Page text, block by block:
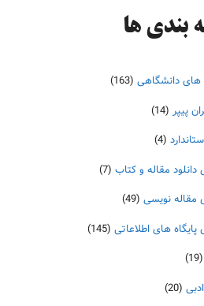
بندی ها
دانشگاهی (163)
پیپر (14)
(4)
دانلود مقاله و کتاب (7)
مقاله نویسی (49)
پایگاه های اطلاعاتی (145)
(19)
(20)